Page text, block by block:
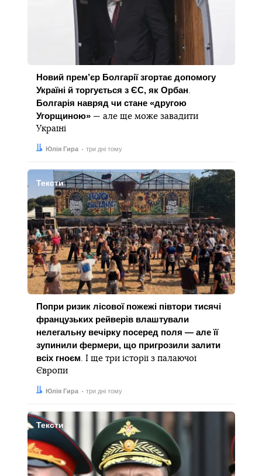
Новий прем’єр Болгарії згортає допомогу
Україні й торгується з ЄС, як Орбан
Болгарія навряд чи стане «другою
Угорщиною» — але ще може завадити
Україні
Автор:
Юлія Гира
Дата: три дні тому
Тексти
Попри ризик лісової пожежі півтори тисячі
французьких рейверів влаштували
нелегальну вечірку посеред поля — але її
зупинили фермери, що пригрозили залити
всіх гноєм . І ще три історії з палаючої
Європи
Автор:
Юлія Гира
Дата: три дні тому
Тексти